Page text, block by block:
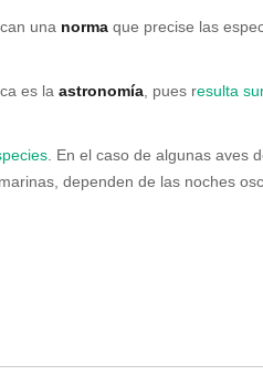
una norma que precise las
es la astronomía, pues resulta
. En el caso de algunas aves
dependen de las noches